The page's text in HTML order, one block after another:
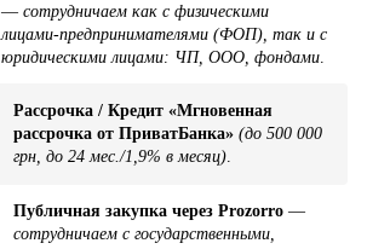
— сотрудничаем как с физическими
лицами-предпринимателями (ФОП), так и с
юридическими лицами: ЧП, ООО, фондами
Рассрочка / Кредит «Мгновенная
рассрочка от ПриватБанка» (до 500 000
грн, до 24 мес./1,9% в месяц).
Публичная закупка через Prozorro —
сотрудничаем с государственными,